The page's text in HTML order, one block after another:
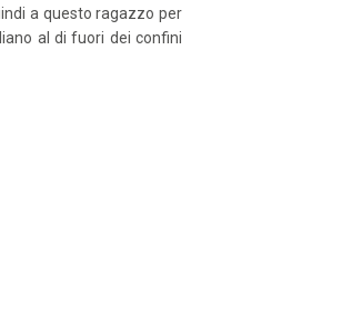
a questo ragazzo per
al di fuori dei confini